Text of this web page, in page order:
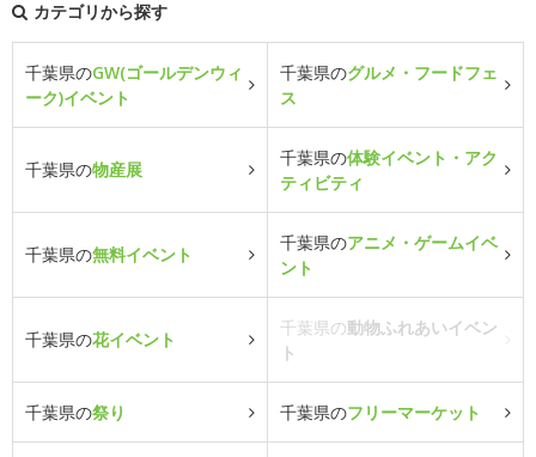
カテゴリから探す
千葉県のGW(ゴールデンウィ
ーク)イベント
千葉県のグルメ・フードフェ
ス
千葉県の物産展
千葉県の体験イベント・アク
ティビティ
千葉県の無料イベント
千葉県のアニメ・ゲームイベ
ント
千葉県の花イベント
千葉県の動物ふれあいイベン
ト
千葉県の祭り 千葉県のフリーマーケット